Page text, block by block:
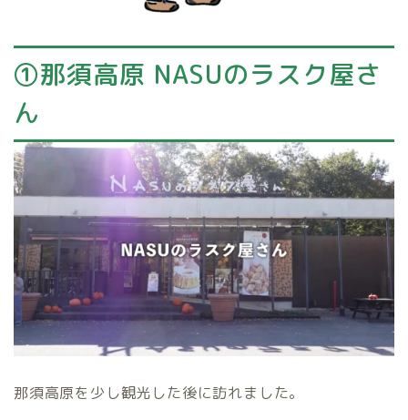
①那須高原 NASUのラスク屋さ
ん
那須高原を少し観光した後に訪れました。